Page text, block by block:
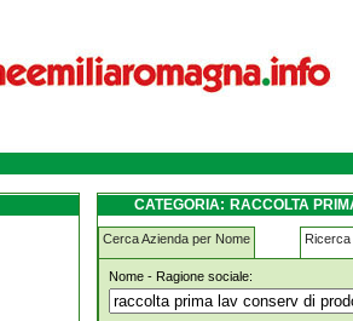
lav-conserv-di-prodotti-
CATEGORIA: RACCOLTA
AGRICOLI PER CONTO TERZI
Cerca Azienda per Nome
Nome - Ragione sociale:
raccolta-prima-lav-conserv-di-
terzi crevalcore